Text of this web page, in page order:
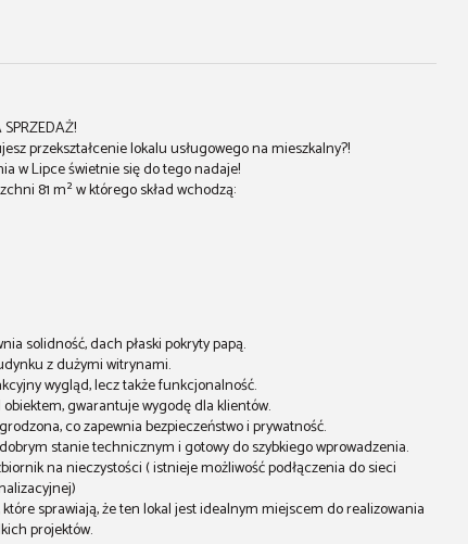
przekształcenie lokalu usługowego na mieszkalny?!
w Lipce świetnie się do tego nadaje!
81 m² w którego skład wchodzą:
solidność, dach płaski pokryty papą.
z dużymi witrynami.
wygląd, lecz także funkcjonalność.
gwarantuje wygodę dla klientów.
co zapewnia bezpieczeństwo i prywatność.
stanie technicznym i gotowy do szybkiego wprowadzenia.
na nieczystości ( istnieje możliwość podłączenia do sieci
sprawiają, że ten lokal jest idealnym miejscem do realizowania
projektów.